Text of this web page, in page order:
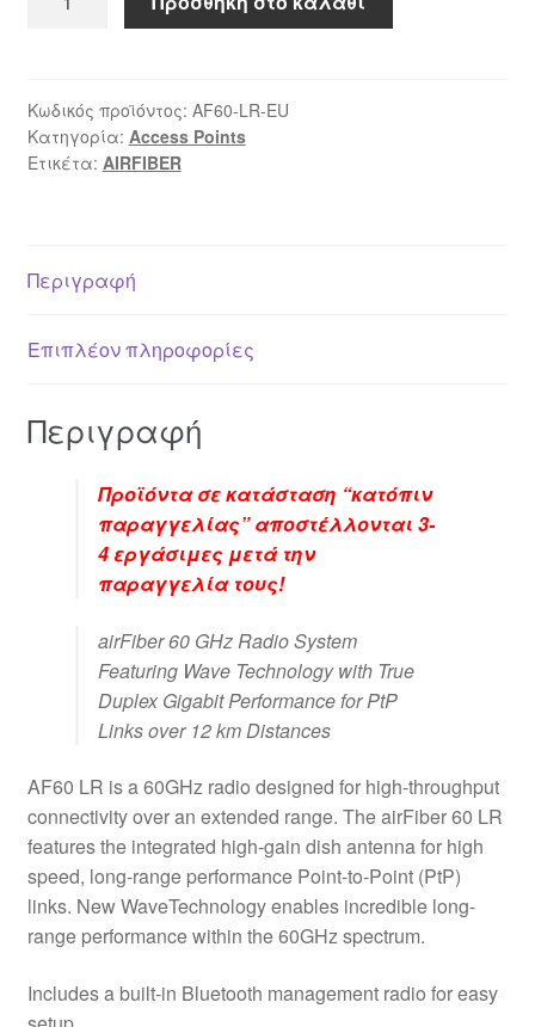
Κωδικός προϊόντος: AF60-LR-EU
Κατηγορία: Access Points
Ετικέτα: AIRFIBER
Περιγραφή
Επιπλέον πληροφορίες
Περιγραφή
Προϊόντα σε κατάσταση “κατόπιν
παραγγελίας” αποστέλλονται 3-
4 εργάσιμες μετά την
παραγγελία τους!
airFiber 60 GHz Radio System
Featuring Wave Technology with True
Duplex Gigabit Performance for PtP
Links over 12 km Distances
AF60 LR is a 60GHz radio designed for high-throughput
connectivity over an extended range. The airFiber 60 LR
features the integrated high-gain dish antenna for high
speed, long-range performance Point-to-Point (PtP)
links. New WaveTechnology enables incredible long-
range performance within the 60GHz spectrum.
Includes a built-in Bluetooth management radio for easy